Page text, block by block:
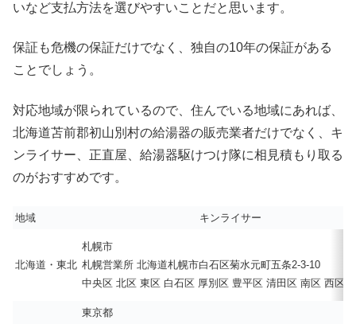
いなど支払方法を選びやすいことだと思います。
保証も危機の保証だけでなく、独自の10年の保証がある
ことでしょう。
対応地域が限られているので、住んでいる地域にあれば、
北海道苫前郡初山別村の給湯器の販売業者だけでなく、キ
ンライサー、正直屋、給湯器駆けつけ隊に相見積もり取る
のがおすすめです。
地域 キンライサー
北海道・東北
札幌市
札幌営業所 北海道札幌市白石区菊水元町五条2-3-10
中央区 北区 東区 白石区 厚別区 豊平区 清田区 南区 西区
東京都